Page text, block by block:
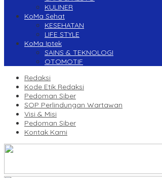
KULINER
KoMa Sehat
KESEHATAN
LIFE STYLE
KoMa Iptek
SAINS & TEKNOLOGI
OTOMOTIF
Redaksi
Kode Etik Redaksi
Pedoman Siber
SOP Perlindungan Wartawan
Visi & Misi
Pedoman Siber
Kontak Kami